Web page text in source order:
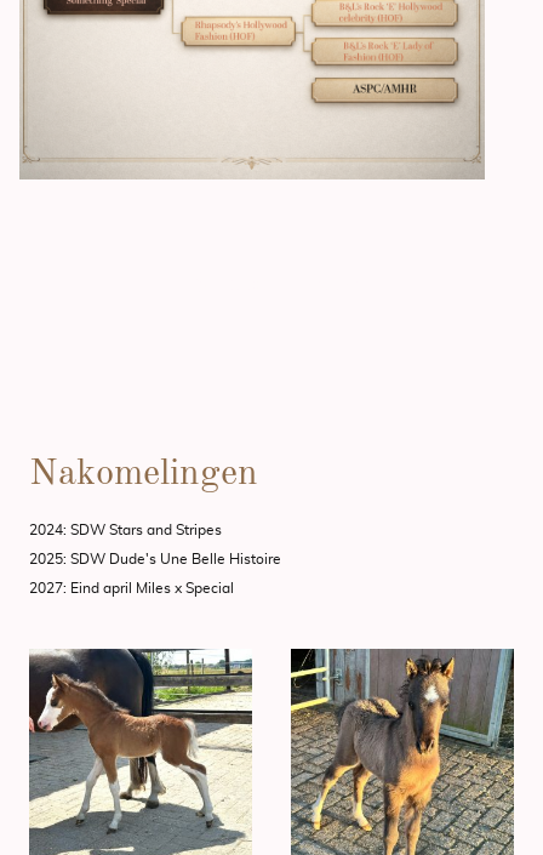
Nakomelingen
2024: SDW Stars and Stripes
2025: SDW Dude's Une Belle Histoire
2027: Eind april Miles x Special